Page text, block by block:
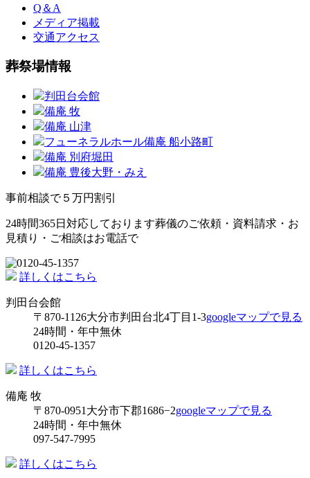
Q＆A
メディア掲載
交通アクセス
葬祭場情報
判田台会館
備庵 牧
備庵 山津
フューネラルホール備庵 船小路町
備庵 別府堀田
備庵 豊後大野・みえ
事前相談で５万円割引
24時間365日対応しております葬儀のご依頼・資料請求・お
見積り・ご相談はお電話で
詳しくはこちら
判田台会館
〒870-1126大分市判田台北4丁目1-3googleマップで見る
24時間・年中無休
0120-45-1357
詳しくはこちら
備庵 牧
〒870-0951 大分市下郡1686−2googleマップで見る
24時間・年中無休
097-547-7995
詳しくはこちら